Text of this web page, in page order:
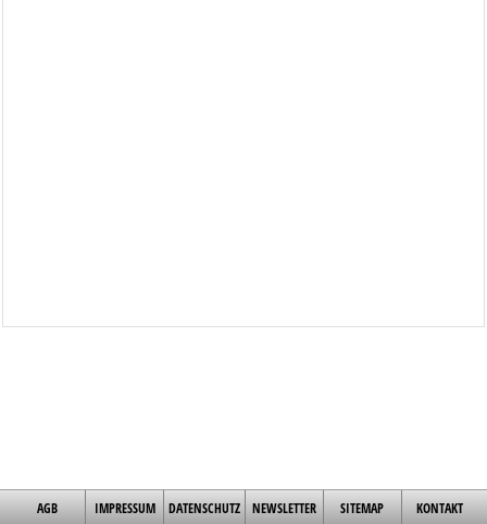
AGB IMPRESSUM DATENSCHUTZ NEWSLETTER SITEMAP KONTAKT